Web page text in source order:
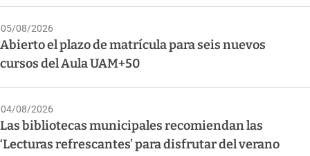
05/08/2026
Abierto el plazo de matrícula para seis nuevos
cursos del Aula UAM+50
04/08/2026
Las bibliotecas municipales recomiendan las
‘Lecturas refrescantes’ para disfrutar del verano